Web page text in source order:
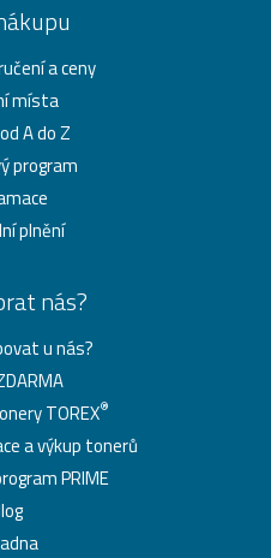
a ceny
místa
A do Z
program
plnění
nás?
u nás?
TOREX®
a výkup tonerů
PRIME